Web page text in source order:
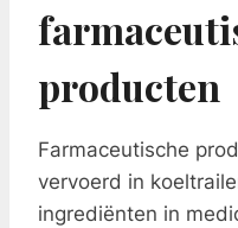
producten
Farmaceutische
vervoerd in
ingrediënten in